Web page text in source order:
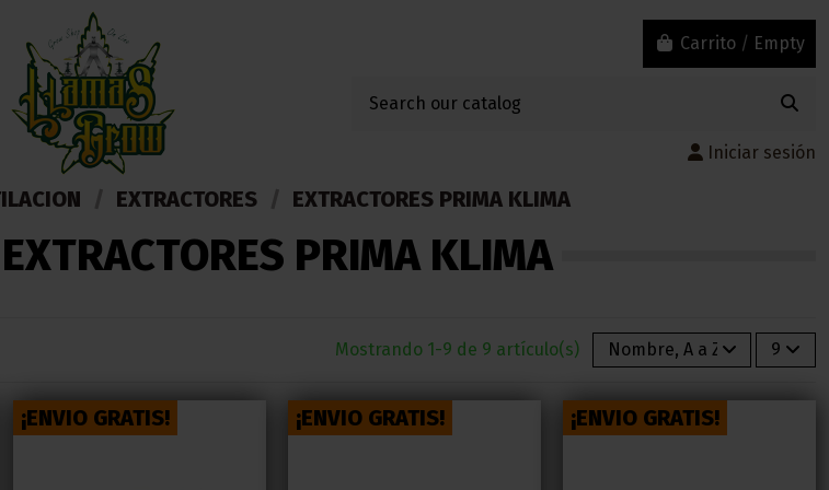
Carrito / Empty
Iniciar sesión
EXTRACTORES EXTRACTORES PRIMA KLIMA
EXTRACTORES PRIMA KLIMA
Mostrando 1-9 de 9 artículo(s) Nombre, A a Z 9
¡ENVIO GRATIS! ¡ENVIO GRATIS! ¡ENVIO GRATIS!